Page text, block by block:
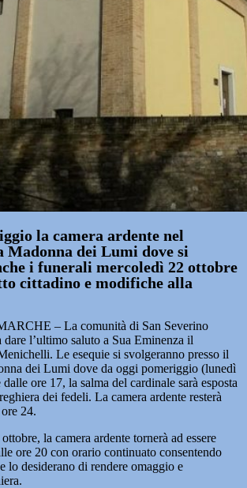
la camera ardente nel
Madonna dei Lumi dove si
i funerali mercoledì 22 ottobre
cittadino e modifiche alla
– La comunità di San Severino
dare l’ultimo saluto a Sua Eminenza il
Le esequie si svolgeranno presso il
dei Lumi dove da oggi pomeriggio (lunedì
ore 17, la salma del cardinale sarà esposta
dei fedeli. La camera ardente resterà
24.
la camera ardente tornerà ad essere
ore 20 con orario continuato consentendo
lo desiderano di rendere omaggio e